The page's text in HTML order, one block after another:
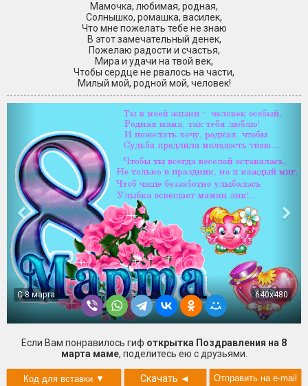
Мамочка, любимая, родная,
Солнышко, ромашка, василек,
Что мне пожелать тебе не знаю
В этот замечательный денек,
Пожелаю радости и счастья,
Мира и удачи на твой век,
Чтобы сердце не рвалось на части,
Милый мой, родной мой, человек!
С 8 марта 640x480
Если Вам понравилось гиф открытка Поздравления на 8
марта маме, поделитесь ею с друзьями.
Скачать ◄